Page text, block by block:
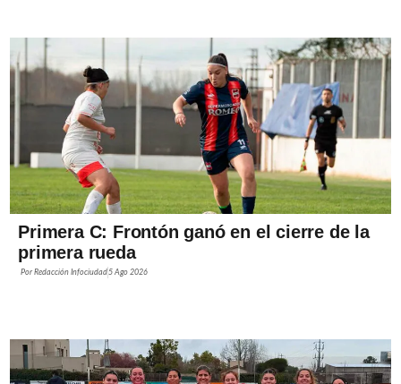
Primera C: Frontón ganó en el cierre de la
primera rueda
PorRedacción Infociudad 5 Ago 2026